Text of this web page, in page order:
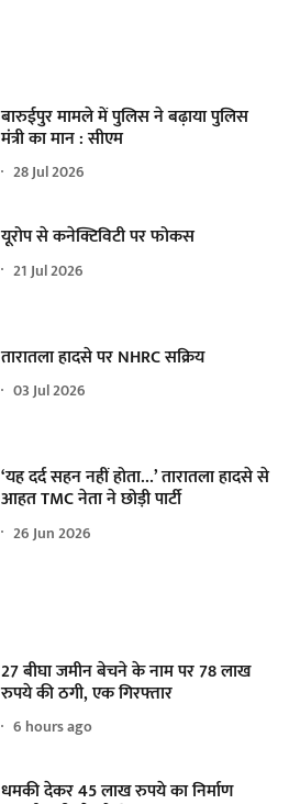
बारुईपुर मामले में पुलिस ने बढ़ाया पुलिस
मंत्री का मान : सीएम
28 Jul 2026
यूरोप से कनेक्टिविटी पर फोकस
21 Jul 2026
तारातला हादसे पर NHRC सक्रिय
03 Jul 2026
‘यह दर्द सहन नहीं होता…’ तारातला हादसे से
आहत TMC नेता ने छोड़ी पार्टी
26 Jun 2026
27 बीघा जमीन बेचने के नाम पर 78 लाख
रुपये की ठगी, एक गिरफ्तार
6 hours ago
धमकी देकर 45 लाख रुपये का निर्माण